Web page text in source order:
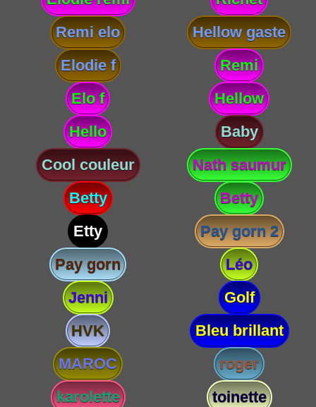
Remi elo
Hellow gaste
Elodie f
Remi
Elo f
Hellow
Hello
Baby
Cool couleur
Nath saumur
Betty
Betty
Etty
Pay gorn 2
Pay gorn
Léo
Jenni
Golf
HVK
Bleu brillant
MAROC
roger
karolette
toinette